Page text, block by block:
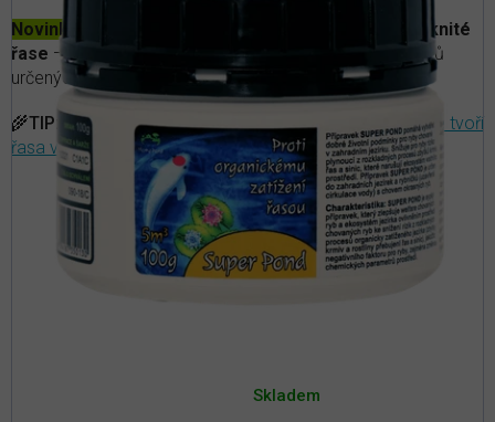
Novinka:
proti vláknité
řase — balíček pečlivě vybraných bakteriálních přípravků
určených k řešení problémů
🌾TIP: Přečtěte si článek v našem magazínu
Proč se tvoří
řasa v jezírku?
o
d
k
ů
d
u
k
ů
hodnoceníSkladem